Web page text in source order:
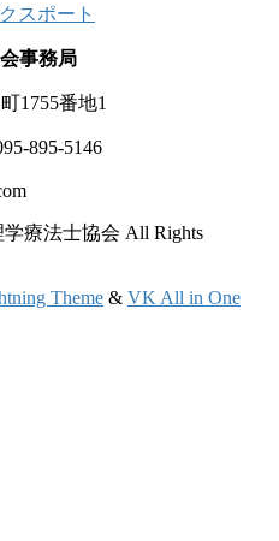
スポート
事務局
1755番地1
895-5146
療法士協会 All Rights
Theme & VK All in One